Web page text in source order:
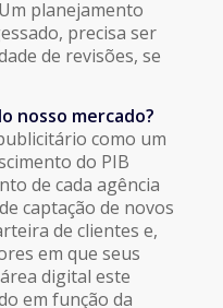
planejamento
precisa ser
de revisões, se
nosso mercado?
como um
do PIB
de cada agência
captação de novos
de clientes e,
em que seus
digital este
em função da